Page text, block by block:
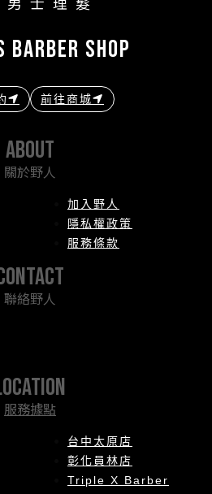
barber shop
前往商城
about
關於野人
加入野人
隱私權政策
服務條款
聯絡野人
服務據點
台中太原店
彰化員林店
Triple X Barber